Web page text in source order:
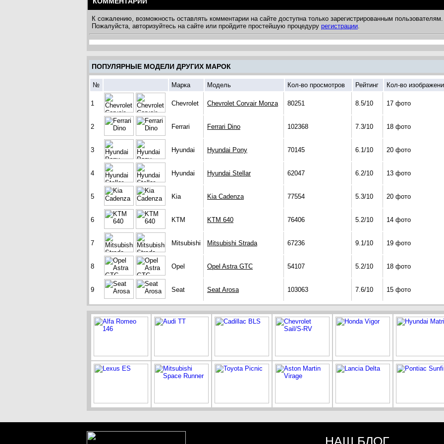
К сожалению, возможность оставлять комментарии на сайте доступна только зарегистрированным пользователям.
Пожалуйста, авторизуйтесь на сайте или пройдите простейшую процедуру регистрации.
ПОПУЛЯРНЫЕ МОДЕЛИ ДРУГИХ МАРОК
№ Марка Модель Кол-во просмотров Рейтинг Кол-во
1 Chevrolet Chevrolet Corvair Monza 80251 8.5/10 17 фото
2 Ferrari Ferrari Dino 102368 7.3/10 18 фото
3 Hyundai Hyundai Pony 70145 6.1/10 20 фото
4 Hyundai Hyundai Stellar 62047 6.2/10 13 фото
5 Kia Kia Cadenza 77554 5.3/10 20 фото
6 KTM KTM 640 76406 5.2/10 14 фото
7 Mitsubishi Mitsubishi Strada 67236 9.1/10 19 фото
8 Opel Opel Astra GTC 54107 5.2/10 18 фото
9 Seat Seat Arosa 103063 7.6/10 15 фото
НАШ БЛОГ